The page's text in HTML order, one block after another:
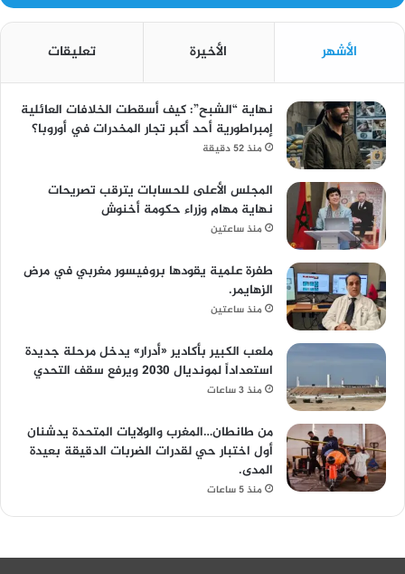
الأشهر الأخيرة تعليقات
نهاية “الشبح”: كيف أسقطت الخلافات العائلية
إمبراطورية أحد أكبر تجار المخدرات في أوروبا؟
منذ 52 دقيقة
المجلس الأعلى للحسابات يترقب تصريحات
نهاية مهام وزراء حكومة أخنوش
منذ ساعتين
طفرة علمية يقودها بروفيسور مغربي في مرض
الزهايمر.
منذ ساعتين
ملعب الكبير بأكادير «أدرار» يدخل مرحلة جديدة
استعداداً لمونديال 2030 ويرفع سقف التحدي
منذ 3 ساعات
من طانطان…المغرب والولايات المتحدة يدشنان
أول اختبار حي لقدرات الضربات الدقيقة بعيدة
المدى.
منذ 5 ساعات